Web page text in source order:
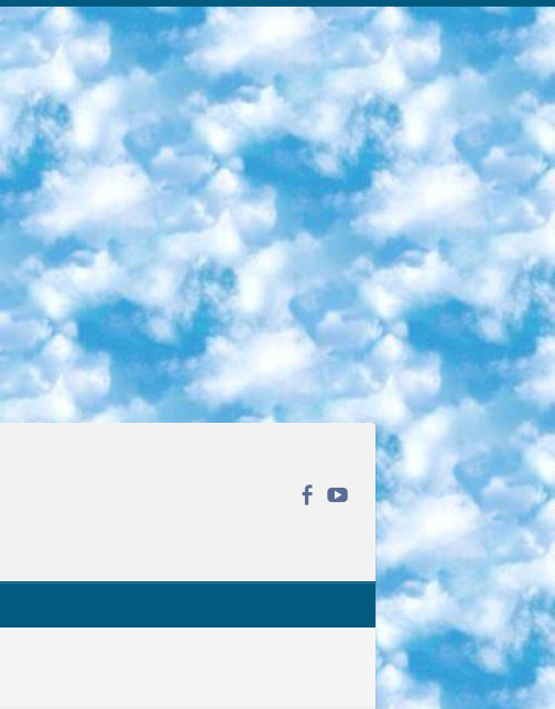
4. ITMOcourses Онлайн-площадка Санкт-Петербургского национального исследовательского университета информационных технологий, механики и оптики (ИТМО). Ресурс предоставляет свободный доступ к курсам, разработанным в этом вузе. Каталог материалов разбит на четыре категории: «Оптические системы и технологии», «Приборостроение и робототехника», «Информационные технологии» и «Биотехнологии». Курсы состоят из видеолекций, интерактивных демонстраций и заданий. 5. «КиберЛенинка» Электронная научная библиотека открытого доступа. Каталог площадки регулярно обрастает текстами статей из различных научных изданий. Сгруппированные по журналам и рубрикам публикации можно читать онлайн или скачивать целиком в PDF-формате. Проект нацелен на популяризацию науки за счёт открытого доступа к качественной информации. 6. «ПостНаука» На этом ресурсе публикуют подборки видеолекций, составленные экспертами из разных отраслей и объединённые общими темами. Среди них, к примеру, есть серии «Биоинформатика и геномика», «Культура средневековой Скандинавии» и Cinema Studies о теории кино. Каждая подборка лекций — логически связанная история, рассказанная экспертом от первого лица. Кроме того, на сайте появляются научно-образовательные статьи и тесты на разные темы. 7. «Newочём» Команда проекта «Newочём» отбирает самые интересные тексты из англоязычных СМИ и переводит те из них, за которые голосуют участники сообщества «ВКонтакте». По большей части это научно-популярные статьи. Редакторы придумывают лишь заголовки, в остальном содержание переводов соответствует оригиналам. Полные тексты можно читать прямо в социальной сети. 8. InternetUrok Онлайн-база материалов по основным дисциплинам школьной программы. Информация на сайте структурирована по классам, предметам и темам (урокам). Каждый урок состоит из видеолекций и конспектов. Есть также интерактивные тренажёры и тесты для закрепления пройденного материала. Даже если вы давно окончили школу, возможность повторить программу старших классов всегда может пригодиться. 9. Edutainme Ещё один ресурс об образовании. В отличие от Newtonew, как мне кажется, Edutainme больше ориентируется на представителей индустрии: педагогов, предпринимателей, разработчиков образовательных проектов. Но и любой, кто просто стремится к саморазвитию, найдёт на сайте много полезного и интересного для себя. Например, информацию о новых курсах и образовательных сервисах. 10. Newtonew Онлайн-медиа об образовании и обучении в широком смысле. Авторы Newtonew пишут об инструментах, заведениях, тактиках и стратегиях, которые помогают учить других и получать новые знания самостоятельно. На этой площадке вы найдёте новости, обзоры, аналитические мат